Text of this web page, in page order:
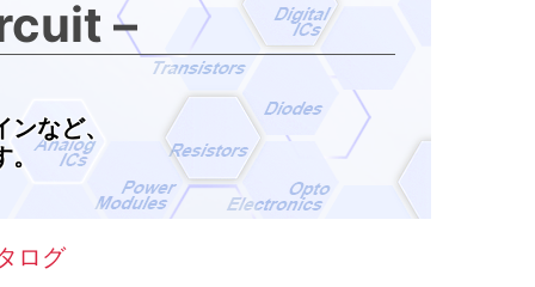
–
など、
。
ログ